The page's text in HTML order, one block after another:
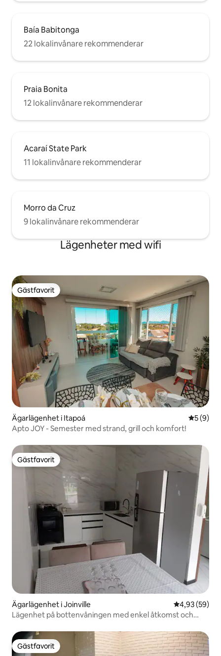
Baía Babitonga
22 lokalinvånare rekommenderar
Praia Bonita
12 lokalinvånare rekommenderar
Acaraí State Park
11 lokalinvånare rekommenderar
Morro da Cruz
9 lokalinvånare rekommenderar
Lägenheter med wifi
Gästfavorit
Gästfavorit
Ägarlägenhet i Itapoá 5 av 5 i
5 (9)
Apto JOY - Semester med strand, grill och komfort!
Gästfavorit
Gästfavorit
Ägarlägenhet i Joinville 4,93 av 5 i
4,93 (59)
Lägenhet på bottenvåningen med enkel åtkomst och
Gästfavorit
Gästfavorit